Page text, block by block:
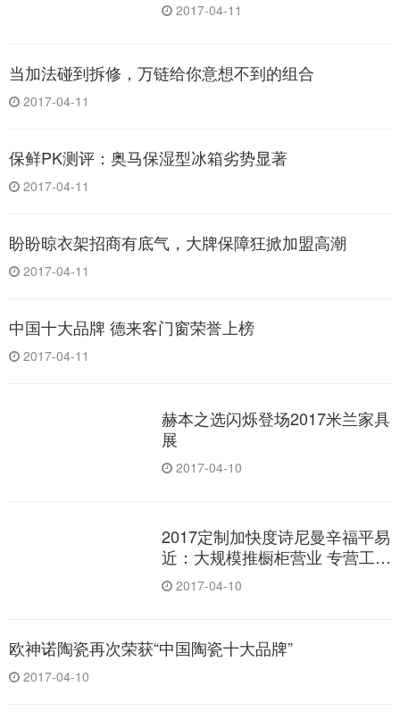
2017-04-11
当加法碰到拆修，万链给你意想不到的组合
2017-04-11
保鲜PK测评：奥马保湿型冰箱劣势显著
2017-04-11
盼盼晾衣架招商有底气，大牌保障狂掀加盟高潮
2017-04-11
中国十大品牌 德来客门窗荣誉上榜
2017-04-11
赫本之选闪烁登场2017米兰家具
展
2017-04-10
2017定制加快度诗尼曼辛福平易
近：大规模推橱柜营业 专营工程
渠道
2017-04-10
欧神诺陶瓷再次荣获“中国陶瓷十大品牌”
2017-04-10